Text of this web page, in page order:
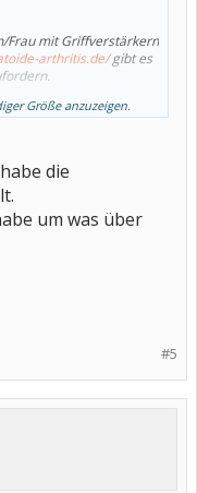
Frau mit Griffverstärkern
arthritis.de/gibt es
Größe anzuzeigen.
die
um was über
#5